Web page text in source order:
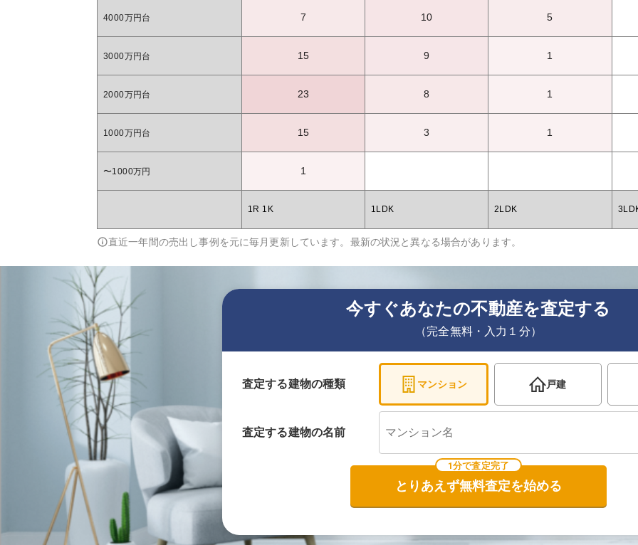
4000万円台 7 10 5
3000万円台 15 9 1
2000万円台 23 8 1
1000万円台 15 3 1
〜1000万円 1
1R 1K 1LDK 2LDK
直近一年間の売出し事例を元に毎月更新しています。最新の状況と異なる場合があります。
今すぐあなたの不動産を査定する
（完全無料・入力１分）
査定する建物の種類 マンション 戸建
査定する建物の名前
1分で査定完了
とりあえず無料査定を始める